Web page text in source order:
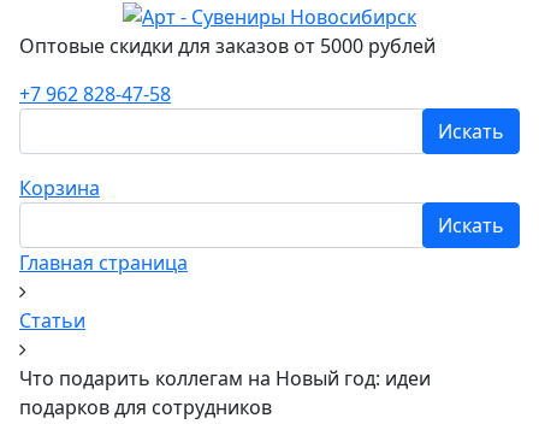
Оптовые скидки для заказов от 5000 рублей
+7 962 828-47-58
Искать
Корзина
Искать
Главная страница
Статьи
Что подарить коллегам на Новый год: идеи
подарков для сотрудников